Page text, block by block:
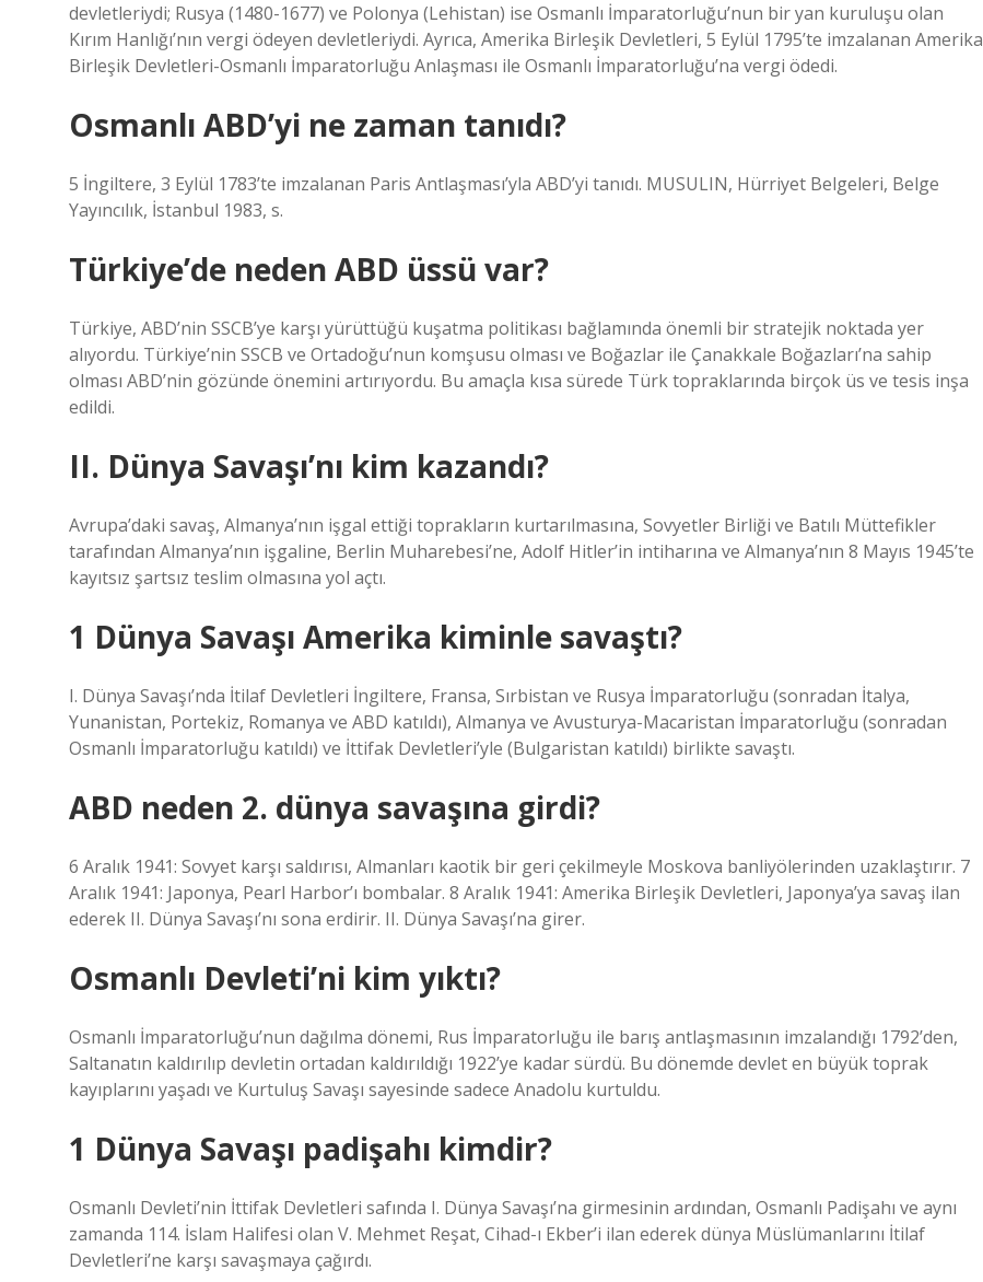
devletleriydi; Rusya (1480-1677) ve Polonya (Lehistan) ise Osmanlı İmparatorluğu’nun bir yan kuruluşu olan
Kırım Hanlığı’nın vergi ödeyen devletleriydi. Ayrıca, Amerika Birleşik Devletleri, 5 Eylül 1795’te imzalanan Amerika
Birleşik Devletleri-Osmanlı İmparatorluğu Anlaşması ile Osmanlı İmparatorluğu’na vergi ödedi.
Osmanlı ABD’yi ne zaman tanıdı?
5 İngiltere, 3 Eylül 1783’te imzalanan Paris Antlaşması’yla ABD’yi tanıdı. MUSULIN, Hürriyet Belgeleri, Belge
Yayıncılık, İstanbul 1983, s.
Türkiye’de neden ABD üssü var?
Türkiye, ABD’nin SSCB’ye karşı yürüttüğü kuşatma politikası bağlamında önemli bir stratejik noktada yer
alıyordu. Türkiye’nin SSCB ve Ortadoğu’nun komşusu olması ve Boğazlar ile Çanakkale Boğazları’na sahip
olması ABD’nin gözünde önemini artırıyordu. Bu amaçla kısa sürede Türk topraklarında birçok üs ve tesis inşa
edildi.
II. Dünya Savaşı’nı kim kazandı?
Avrupa’daki savaş, Almanya’nın işgal ettiği toprakların kurtarılmasına, Sovyetler Birliği ve Batılı Müttefikler
tarafından Almanya’nın işgaline, Berlin Muharebesi’ne, Adolf Hitler’in intiharına ve Almanya’nın 8 Mayıs 1945’te
kayıtsız şartsız teslim olmasına yol açtı.
1 Dünya Savaşı Amerika kiminle savaştı?
I. Dünya Savaşı’nda İtilaf Devletleri İngiltere, Fransa, Sırbistan ve Rusya İmparatorluğu (sonradan İtalya,
Yunanistan, Portekiz, Romanya ve ABD katıldı), Almanya ve Avusturya-Macaristan İmparatorluğu (sonradan
Osmanlı İmparatorluğu katıldı) ve İttifak Devletleri’yle (Bulgaristan katıldı) birlikte savaştı.
ABD neden 2. dünya savaşına girdi?
6 Aralık 1941: Sovyet karşı saldırısı, Almanları kaotik bir geri çekilmeyle Moskova banliyölerinden uzaklaştırır. 7
Aralık 1941: Japonya, Pearl Harbor’ı bombalar. 8 Aralık 1941: Amerika Birleşik Devletleri, Japonya’ya savaş ilan
ederek II. Dünya Savaşı’nı sona erdirir. II. Dünya Savaşı’na girer.
Osmanlı Devleti’ni kim yıktı?
Osmanlı İmparatorluğu’nun dağılma dönemi, Rus İmparatorluğu ile barış antlaşmasının imzalandığı 1792’den,
Saltanatın kaldırılıp devletin ortadan kaldırıldığı 1922’ye kadar sürdü. Bu dönemde devlet en büyük toprak
kayıplarını yaşadı ve Kurtuluş Savaşı sayesinde sadece Anadolu kurtuldu.
1 Dünya Savaşı padişahı kimdir?
Osmanlı Devleti’nin İttifak Devletleri safında I. Dünya Savaşı’na girmesinin ardından, Osmanlı Padişahı ve aynı
zamanda 114. İslam Halifesi olan V. Mehmet Reşat, Cihad-ı Ekber’i ilan ederek dünya Müslümanlarını İtilaf
Devletleri’ne karşı savaşmaya çağırdı.